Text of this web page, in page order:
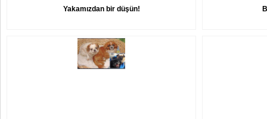
Yakamızdan bir düşün!